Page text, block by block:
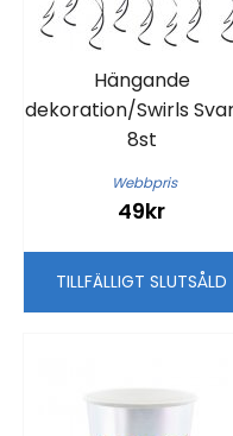
Hängande
dekoration/Swirls
8st
Webbpris
49kr
TILLFÄLLIGT SLUTSÅLD